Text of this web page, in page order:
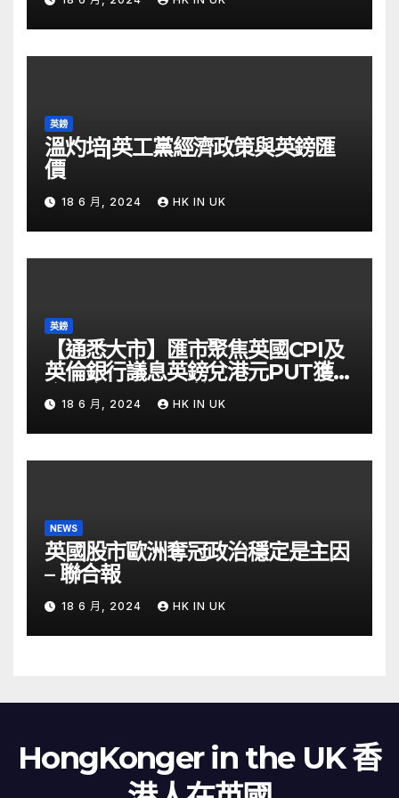
英鎊
溫灼培|英工黨經濟政策與英鎊匯
價
18 6 月, 2024 HK IN UK
英鎊
【通悉大市】匯市聚焦英國CPI及
英倫銀行議息英鎊兌港元PUT獲資
金留意 – Now 財經
18 6 月, 2024 HK IN UK
NEWS
英國股市歐洲奪冠政治穩定是主因
– 聯合報
18 6 月, 2024 HK IN UK
HongKonger in the UK 香